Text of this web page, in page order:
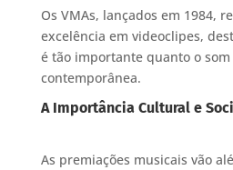
Os VMAs, lançados em 1984,
excelência em videoclipes,
é tão importante quanto o
contemporânea.
A Importância Cultural e
As premiações musicais vão